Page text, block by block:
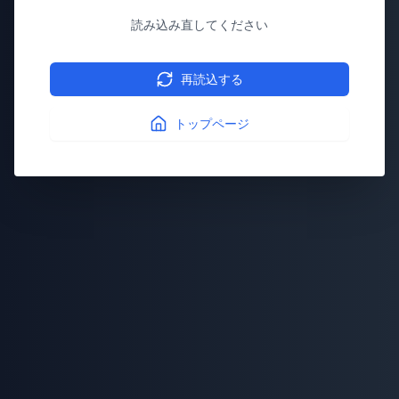
読み込み直してください
再読込する
トップページ